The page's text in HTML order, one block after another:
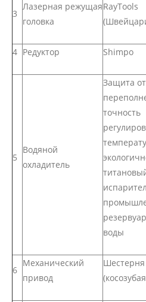
3
Лазерная режущая
головка
RayTools
4 Редуктор Shimpo
5
Водяной
охладитель
Защита от
точность
воды
6
Механический
привод
Шестерня